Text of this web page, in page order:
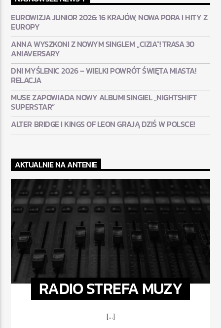
EUROWIZJA JUNIOR 2026: 16 KRAJÓW, NOWA PORA I HITY Z
EUROPY
ANNA WYSZKONI Z NOWYM SINGLEM „CIZIA”! TRASA 30
ANIAVERSARY
DNI MYŚLENIC 2026 – WIELKI POWRÓT ŚWIĘTA MIASTA!
RELACJA
MUSE ZAPOWIADA NOWY ALBUM! SINGIEL „NIGHTSHIFT
SUPERSTAR”
ALTER BRIDGE I KINGS OF LEON GRAJĄ DZIŚ W POLSCE!
AKTUALNIE NA ANTENIE
RADIO STREFA MUZY
[...]